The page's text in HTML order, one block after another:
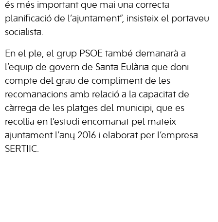
és més important que mai una correcta
planificació de l’ajuntament”, insisteix el portaveu
socialista.
En el ple, el grup PSOE també demanarà a
l’equip de govern de Santa Eulària que doni
compte del grau de compliment de les
recomanacions amb relació a la capacitat de
càrrega de les platges del municipi, que es
recollia en l’estudi encomanat pel mateix
ajuntament l’any 2016 i elaborat per l’empresa
SERTIIC.